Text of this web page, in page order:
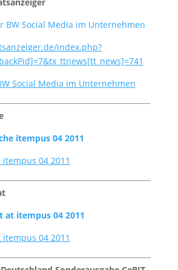
index.php?
Social Media im Unternehmen
04 2011
04 2011